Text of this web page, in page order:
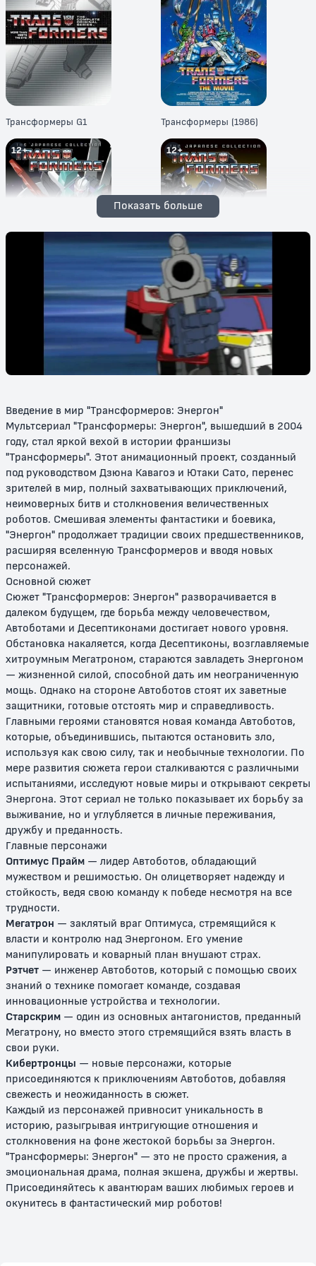
Трансформеры G1 Трансформеры (1986)
12+
Трансформеры: Властоголовы
12+
Трансформеры: Воины великой
силы
Трансформеры: Виктори
0+
Трансформеры: Зона
12+
Трансформеры: Битвы зверей
0+
Трансформеры: Зверороботы
12+
Трансформеры (2001)
0+
Трансформеры: Армада
12+
Трансформеры: Энергон Трансформеры: Кибертрон
6+ 6+
Показать больше
Введение в мир "Трансформеров: Энергон"
Мультсериал "Трансформеры: Энергон", вышедший в 2004
году, стал яркой вехой в истории франшизы
"Трансформеры". Этот анимационный проект, созданный
под руководством Дзюна Кавагоэ и Ютаки Сато, перенес
зрителей в мир, полный захватывающих приключений,
неимоверных битв и столкновения величественных
роботов. Смешивая элементы фантастики и боевика,
"Энергон" продолжает традиции своих предшественников,
расширяя вселенную Трансформеров и вводя новых
персонажей.
Основной сюжет
Сюжет "Трансформеров: Энергон" разворачивается в
далеком будущем, где борьба между человечеством,
Автоботами и Десептиконами достигает нового уровня.
Обстановка накаляется, когда Десептиконы, возглавляемые
хитроумным Мегатроном, стараются завладеть Энергоном
— жизненной силой, способной дать им неограниченную
мощь. Однако на стороне Автоботов стоят их заветные
защитники, готовые отстоять мир и справедливость.
Главными героями становятся новая команда Автоботов,
которые, объединившись, пытаются остановить зло,
используя как свою силу, так и необычные технологии. По
мере развития сюжета герои сталкиваются с различными
испытаниями, исследуют новые миры и открывают секреты
Энергона. Этот сериал не только показывает их борьбу за
выживание, но и углубляется в личные переживания,
дружбу и преданность.
Главные персонажи
Оптимус Прайм — лидер Автоботов, обладающий
мужеством и решимостью. Он олицетворяет надежду и
стойкость, ведя свою команду к победе несмотря на все
трудности.
Мегатрон — заклятый враг Оптимуса, стремящийся к
власти и контролю над Энергоном. Его умение
манипулировать и коварный план внушают страх.
Рэтчет — инженер Автоботов, который с помощью своих
знаний о технике помогает команде, создавая
инновационные устройства и технологии.
Старскрим — один из основных антагонистов, преданный
Мегатрону, но вместо этого стремящийся взять власть в
свои руки.
Кибертронцы — новые персонажи, которые
присоединяются к приключениям Автоботов, добавляя
свежесть и неожиданность в сюжет.
Каждый из персонажей привносит уникальность в
историю, разыгрывая интригующие отношения и
столкновения на фоне жестокой борьбы за Энергон.
"Трансформеры: Энергон" — это не просто сражения, а
эмоциональная драма, полная экшена, дружбы и жертвы.
Присоединяйтесь к авантюрам ваших любимых героев и
окунитесь в фантастический мир роботов!